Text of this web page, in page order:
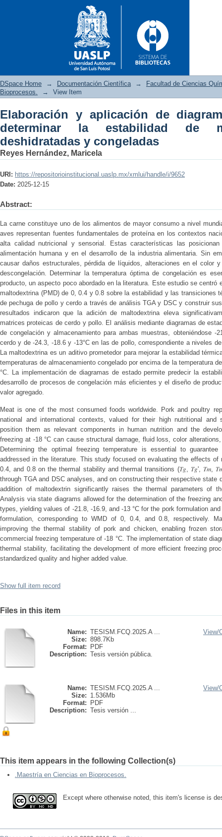
Elaboración y aplicación de
matrices proteicas
DSpace Home → Documentación Científica →
Facultad de Ciencias
Bioprocesos.
→ View Item
Elaboración y aplicación de
determinar la estabilidad de
deshidratadas y congeladas
Reyes Hernández, Maricela
URI: https://repositorioinstitucional.uaslp.mx/xmlui/handle/i/9652
Date: 2025-12-15
Abstract:
La carne constituye uno de los alimentos de mayor consumo a nivel
aves representan fuentes fundamentales de proteína en los contextos
alta calidad nutricional y sensorial. Estas características las
alimentación humana y en el desarrollo de la industria alimentaria. Sin
causar daños estructurales, pérdida de líquidos, alteraciones en el color
descongelación. Determinar la temperatura óptima de congelación es
producto, un aspecto poco abordado en la literatura. Este estudio se centró
maltodextrina (PMD) de 0, 0.4 y 0.8 sobre la estabilidad y las transiciones
de pechuga de pollo y cerdo a través de análisis TGA y DSC y construir
resultados indicaron que la adición de maltodextrina eleva
matrices proteicas de cerdo y pollo. El análisis mediante diagramas de
de congelación y almacenamiento para ambas muestras, obteniéndose -
cerdo y de -24.3, -18.6 y -13°C en las de pollo, correspondiente a niveles
La maltodextrina es un aditivo prometedor para mejorar la estabilidad
temperaturas de almacenamiento congelado por encima de la temperatura
°C. La implementación de diagramas de estado permite predecir la
desarrollo de procesos de congelación más eficientes y el diseño de
valor agregado.
Meat is one of the most consumed foods worldwide. Pork and poultry
national and international contexts, valued for their high nutritional and
position them as relevant components in human nutrition and the
freezing at -18 °C can cause structural damage, fluid loss, color
Determining the optimal freezing temperature is essential to
addressed in the literature. This study focused on evaluating the effects
0.4, and 0.8 on the thermal stability and thermal transitions (𝑇𝑔, 𝑇𝑔', 𝑇𝑚,
through TGA and DSC analyses, and on constructing their respective state
addition of maltodextrin significantly raises the thermal parameters of
Analysis via state diagrams allowed for the determination of the freezing
types, yielding values of -21.8, -16.9, and -13 °C for the pork formulation
formulation, corresponding to WMD of 0, 0.4, and 0.8, respectively.
improving the thermal stability of pork and chicken, enabling frozen
commercial freezing temperature of -18 °C. The implementation of state
thermal stability, facilitating the development of more efficient freezing
standardized quality and higher added value.
Show full item record
Files in this item
Name: TESISM.FCQ.2025.A ...
Size: 898.7Kb
Format:
PDF
Description: Tesis versión pública.
View/
Name: TESISM.FCQ.2025.A ...
Size: 1.536Mb
Format:
PDF
Description: Tesis versión ...
View/
This item appears in the following Collection(s)
.Maestría en Ciencias en Bioprocesos.
Except where otherwise noted, this item's license is